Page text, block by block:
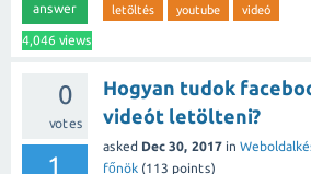
answer
4,046 views
letöltés youtube videó
0
votes
1
Hogyan tudok
videót letölteni?
asked Dec 30, 2017 in
főnök (113 points)